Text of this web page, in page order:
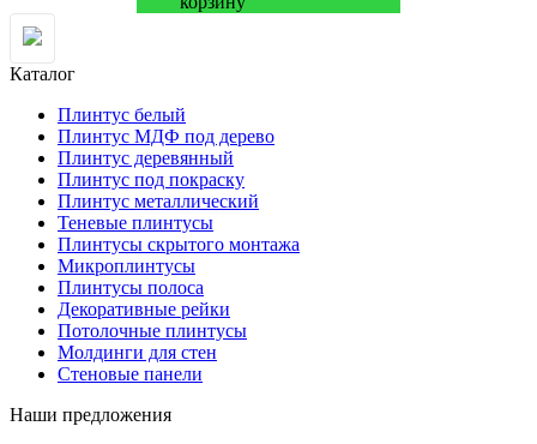
Каталог
Плинтус белый
Плинтус МДФ под дерево
Плинтус деревянный
Плинтус под покраску
Плинтус металлический
Теневые плинтусы
Плинтусы скрытого монтажа
Микроплинтусы
Плинтусы полоса
Декоративные рейки
Потолочные плинтусы
Молдинги для стен
Стеновые панели
Наши предложения